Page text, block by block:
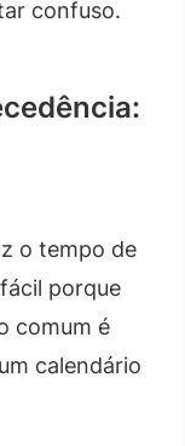
confuso.
o tempo de
porque
comum é
calendário